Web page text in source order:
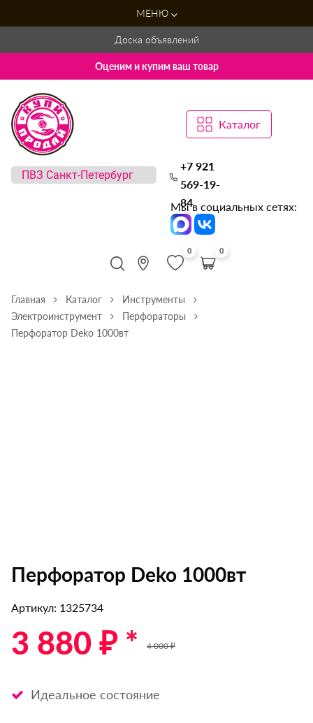
МЕНЮ
Доска объявлений
Оценим и купим ваш товар
Каталог
+7 921
569-19-
84
Мы в социальных сетях:
0 0
Главная Каталог
Инструменты
Электроинструмент
Перфораторы
Перфоратор Deko 1000вт
Перфоратор Deko 1000вт
Артикул: 1325734
3 880 ₽ * 4 000 ₽
Идеальное состояние